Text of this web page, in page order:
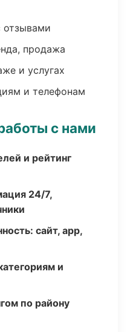
отзывами
продажа
и услугах
и телефонам
с нами
и рейтинг
24/7,
сайт, app,
и
по району